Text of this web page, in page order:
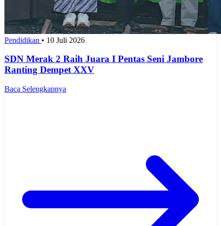
Pendidikan • 10 Juli 2026
SDN Merak 2 Raih Juara I Pentas Seni Jambore
Ranting Dempet XXV
Baca Selengkapnya